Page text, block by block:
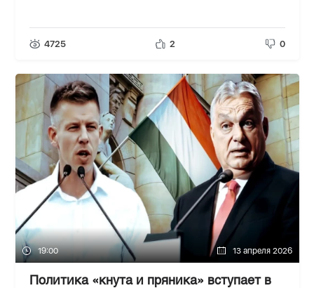
4725 2 0
19:00 13 апреля 2026
Политика «кнута и пряника» вступает в